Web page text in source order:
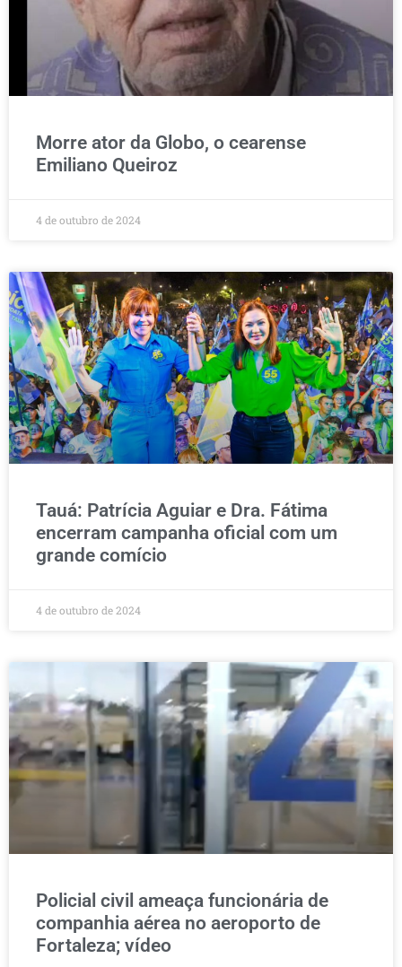
Morre ator da Globo, o cearense
Emiliano Queiroz
4 de outubro de 2024
Tauá: Patrícia Aguiar e Dra. Fátima
encerram campanha oficial com um
grande comício
4 de outubro de 2024
Policial civil ameaça funcionária de
companhia aérea no aeroporto de
Fortaleza; vídeo